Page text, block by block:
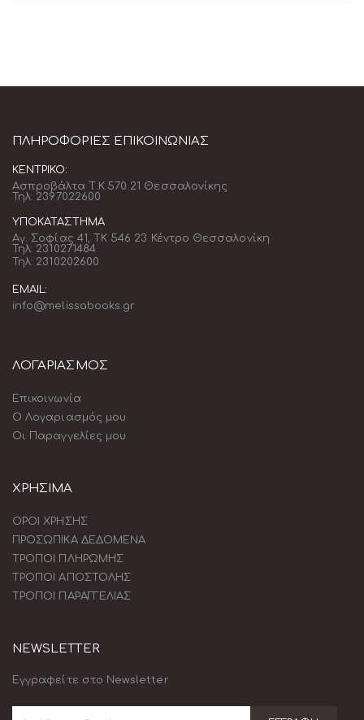
ΠΛΗΡΟΦΟΡΊΕΣ ΕΠΙΚΟΙΝΩΝΊΑΣ
ΚΕΝΤΡΙΚΌ:
Ασπροβάλτα Τ.Κ.570 21 Θεσσαλονίκης
Τηλ: 2397022600
ΥΠΟΚΑΤΆΣΤΗΜΑ
Αγ. Σοφίας 41, ΤΚ 546 23 Κέντρο Θεσσαλονίκη
Τηλ: 2310271484
Τηλ: 2310202600
EMAIL:
info@melissabooks.gr
ΛΟΓΑΡΙΑΣΜΟΣ
Επικοινωνία
Ο Λογαριασμός μου
Οι Παραγγελίες μου
ΧΡΗΣΙΜΑ
ΟΡΟΙ ΧΡΗΣΗΣ
ΠΡΟΣΩΠΙΚΑ ΔΕΔΟΜΕΝΑ
ΤΡΟΠΟΙ ΠΛΗΡΩΜΗΣ
ΤΡΟΠΟΙ ΑΠΟΣΤΟΛΗΣ
ΤΡΟΠΟΙ ΠΑΡΑΓΓΕΛΙΑΣ
NEWSLETTER
Εγγραφείτε στο Newsletter